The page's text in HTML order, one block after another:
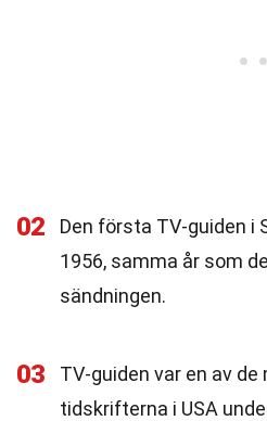
02
Den första TV-guiden i
1956, samma år som
sändningen.
03
TV-guiden var en av
tidskrifterna i USA